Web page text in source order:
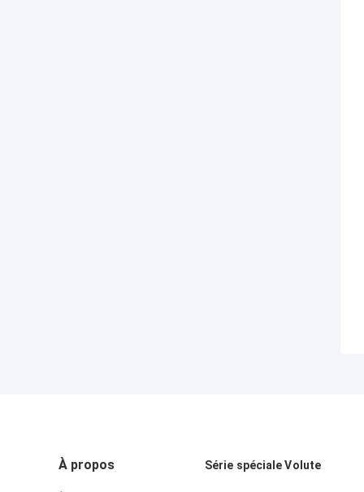
À propos Série spéciale Volute